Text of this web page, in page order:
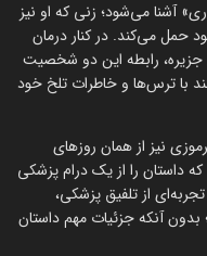
آشنا می‌شود؛ زنی که او نیز
حمل می‌کند. در کنار درمان
جزیره، رابطه این دو شخصیت
با ترس‌ها و خاطرات تلخ خود
نیز از همان روزهای
را از یک درام پزشکی
از تلفیق پزشکی،
آنکه جزئیات مهم داستان